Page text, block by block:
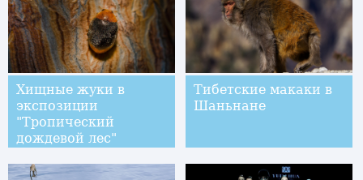
Хищные жуки в
экспозиции
"Тропический
дождевой лес"
океанариума
Тибетские макаки в
Шаньнане